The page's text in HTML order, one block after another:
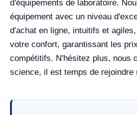
d'équipements de laboratoire.
équipement avec un niveau
d'achat en ligne, intuitifs et
votre confort, garantissant les
compétitifs. N'hésitez plus, nous
science, il est temps de rejoindre